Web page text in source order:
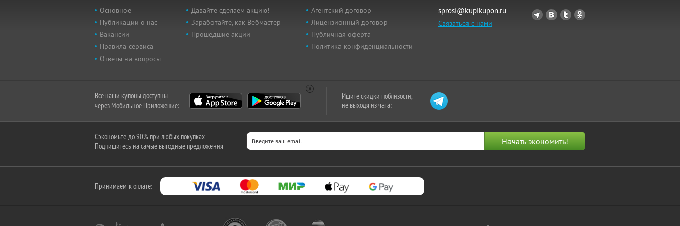
Основное
Публикации о нас
Вакансии
Правила сервиса
Ответы на вопросы
Давайте сделаем акцию!
Заработайте, как Вебмастер
Прошедшие акции
Агентский договор
Лицензионный договор
Публичная оферта
Политика конфиденциальности
sprosi@kupikupon.ru
Связаться с нами
Все наши купоны доступны
через Мобильное Приложение:
Ищите скидки поблизости,
не выходя из чата:
Сэкономьте до 90% при любых покупках
Подпишитесь на самые выгодные предложения
Принимаем к оплате: